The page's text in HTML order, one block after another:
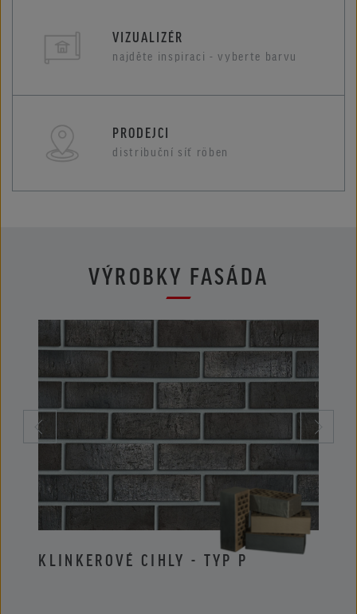
VIZUALIZÉR
najděte inspiraci - vyberte barvu
PRODEJCI
distribuční síť röben
VÝROBKY FASÁDA
KLINKEROVÉ CIHLY - TYP P